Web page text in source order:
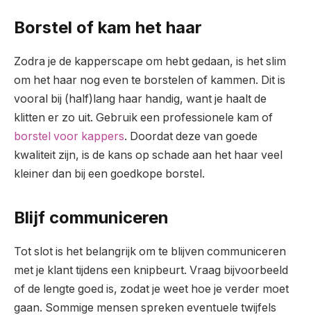
Borstel of kam het haar
Zodra je de kapperscape om hebt gedaan, is het slim
om het haar nog even te borstelen of kammen. Dit is
vooral bij (half)lang haar handig, want je haalt de
klitten er zo uit. Gebruik een professionele kam of
borstel voor kappers. Doordat deze van goede
kwaliteit zijn, is de kans op schade aan het haar veel
kleiner dan bij een goedkope borstel.
Blijf communiceren
Tot slot is het belangrijk om te blijven communiceren
met je klant tijdens een knipbeurt. Vraag bijvoorbeeld
of de lengte goed is, zodat je weet hoe je verder moet
gaan. Sommige mensen spreken eventuele twijfels